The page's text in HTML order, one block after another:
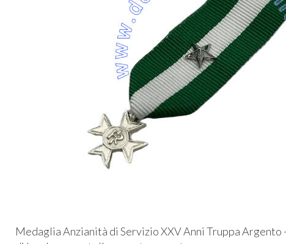
Medaglia Anzianità di Servizio XXV Anni Truppa Argento